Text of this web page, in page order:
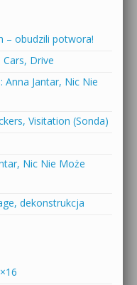
– obudzili potwora!
Drive
Anna Jantar, Nic Nie
Visitation (Sonda)
Nic Nie Może
dekonstrukcja